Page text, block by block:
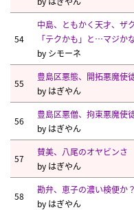
54
中島、ともかく天才、ザ
「テクかも」と…マジかな
by シモーネ
55
豊島区悪態、開拓悪魔使
by はぎやん
56
豊島区悪僧、拘束悪魔使
by はぎやん
57
賛美、八尾のオヤビンさ
by はぎやん
58
勘弁、恵子の濃い検便か？
by はぎやん